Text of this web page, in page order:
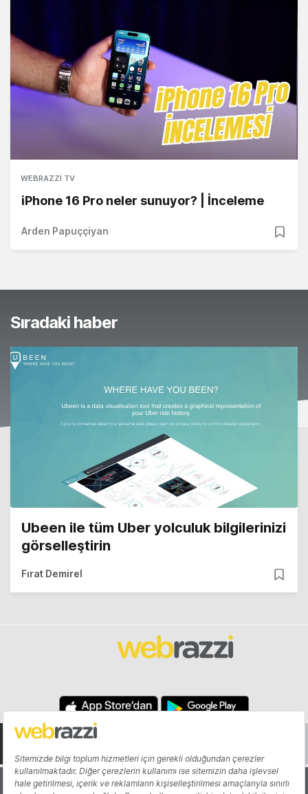
WEBRAZZI TV
iPhone 16 Pro neler sunuyor? | İnceleme
Arden Papuççiyan
Sıradaki haber
Ubeen ile tüm Uber yolculuk bilgilerinizi
görselleştirin
Fırat Demirel
Hakkında Yazarlar